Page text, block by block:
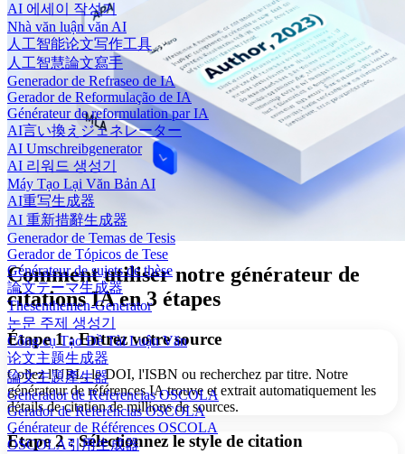
AI 에세이 작성기
Nhà văn luận văn AI
人工智能论文写作工具
人工智慧論文寫手
Generador de Refraseo de IA
Gerador de Reformulação de IA
Générateur de reformulation par IA
AI言い換えジェネレーター
AI Umschreibgenerator
AI 리워드 생성기
Máy Tạo Lại Văn Bản AI
AI重写生成器
AI 重新措辭生成器
Generador de Temas de Tesis
Gerador de Tópicos de Tese
Générateur de sujets de thèse
論文テーマ生成器
Thesenthemen-Generator
논문 주제 생성기
Công cụ Tạo Đề Tài Luận Văn
论文主题生成器
論文主題產生器
Generador de Referencias OSCOLA
Gerador de Referências OSCOLA
Générateur de Références OSCOLA
OSCOLA引用生成器
Comment utiliser notre générateur de
citations IA en 3 étapes
Étape 1 : Entrez votre source
Collez l'URL, le DOI, l'ISBN ou recherchez par titre. Notre
générateur de références IA trouve et extrait automatiquement les
détails de citation de millions de sources.
Étape 2 : Sélectionnez le style de citation